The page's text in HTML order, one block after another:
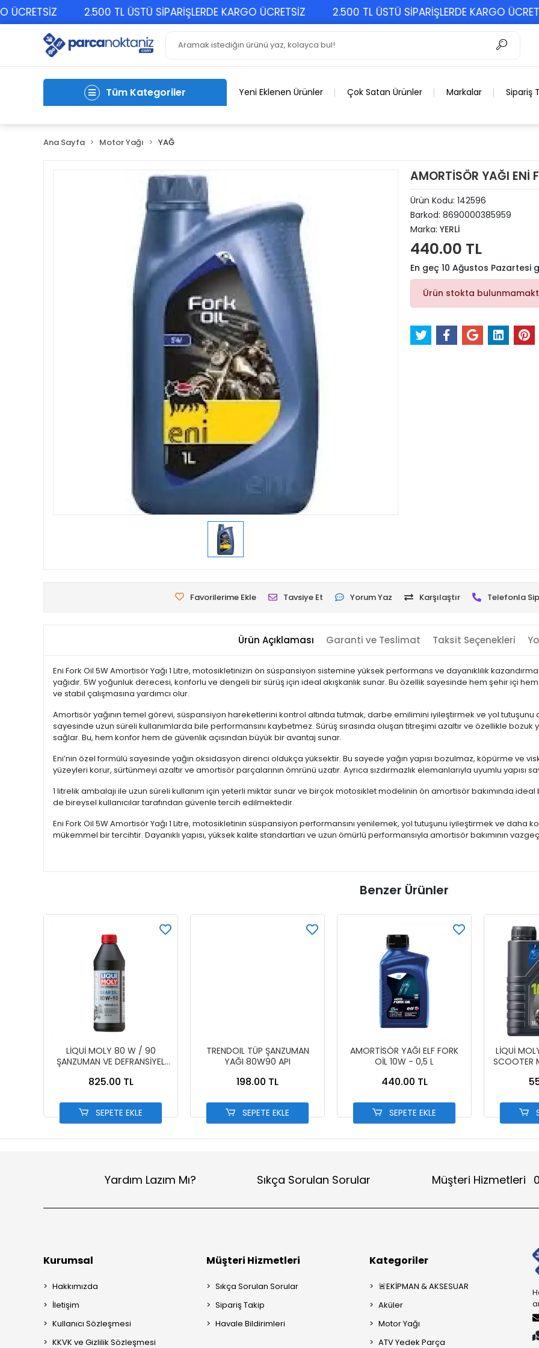
2.500 TL ÜSTÜ SİPARİŞLERDE KARGO ÜCRETSİZ 2.500 TL ÜSTÜ SİPARİŞLERDE KARGO ÜCRETSİZ
Tüm Kategoriler Yeni Eklenen Ürünler Çok Satan Ürünler Markalar Sipariş
Ana Sayfa Motor Yağı YAĞ
AMORTİSÖR YAĞI ENİ
Ürün Kodu: 142596
Barkod: 8690000385959
Marka: YERLİ
440.00 TL
En geç 10 Ağustos Pazartesi
Ürün stokta
Favorilerime Ekle Tavsiye Et Yorum Yaz Karşılaştır Telefonla
Ürün Açıklaması Garanti ve Teslimat Taksit Seçenekleri
Eni Fork Oil 5W Amortisör Yağı 1 Litre, motosikletinizin ön süspansiyon sistemine yüksek performans ve dayanıklılık
yağıdır. 5W yoğunluk derecesi, konforlu ve dengeli bir sürüş için ideal akışkanlık sunar. Bu özellik sayesinde hem şehir içi
ve stabil çalışmasına yardımcı olur.
Amortisör yağının temel görevi, süspansiyon hareketlerini kontrol altında tutmak, darbe emilimini iyileştirmek ve yol tutuşunu
sayesinde uzun süreli kullanımlarda bile performansını kaybetmez. Sürüş sırasında oluşan titreşimi azaltır ve özellikle
sağlar. Bu, hem konfor hem de güvenlik açısından büyük bir avantaj sunar.
Eni’nin özel formülü sayesinde yağın oksidasyon direnci oldukça yüksektir. Bu sayede yağın yapısı bozulmaz, köpürme ve
yüzeyleri korur, sürtünmeyi azaltır ve amortisör parçalarının ömrünü uzatır. Ayrıca sızdırmazlık elemanlarıyla uyumlu
1 litrelik ambalajı ile uzun süreli kullanım için yeterli miktar sunar ve birçok motosiklet modelinin ön amortisör bakımında
de bireysel kullanıcılar tarafından güvenle tercih edilmektedir.
Eni Fork Oil 5W Amortisör Yağı 1 Litre, motosikletinin süspansiyon performansını yenilemek, yol tutuşunu iyileştirmek ve
mükemmel bir tercihtir. Dayanıklı yapısı, yüksek kalite standartları ve uzun ömürlü performansıyla amortisör bakımının
Benzer Ürünler
LİQUİ MOLY 80 W / 90
ŞANZUMAN VE DEFRANSİYEL
825.00 TL
SEPETE EKLE
TRENDOIL TÜP ŞANZUMAN
YAĞI 80W90 API
198.00 TL
SEPETE EKLE
AMORTİSÖR YAĞI ELF FORK
OİL 10W - 0,5 L
440.00 TL
SEPETE EKLE
LİQUİ
SCOOTER
Yardım Lazım Mı? Sıkça Sorulan Sorular Müşteri Hizmetleri
Kurumsal
Hakkımızda
İletişim
Kullanıcı Sözleşmesi
KKVK ve Gizlilik Sözleşmesi
Müşteri Hizmetleri
Sıkça Sorulan Sorular
Sipariş Takip
Havale Bildirimleri
Kategoriler
🚨EKİPMAN & AKSESUAR
Aküler
Motor Yağı
ATV Yedek Parça